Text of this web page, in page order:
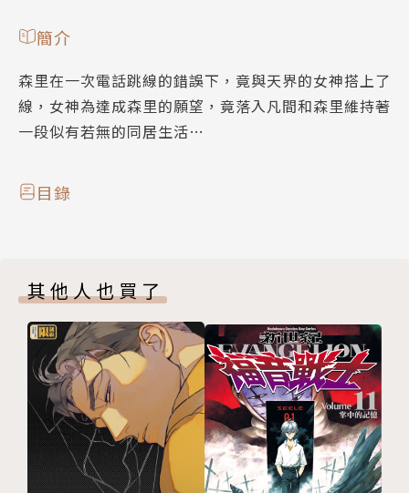
簡介
森里在一次電話跳線的錯誤下，竟與天界的女神搭上了
線，女神為達成森里的願望，竟落入凡間和森里維持著
一段似有若無的同居生活…
目錄
其他人也買了